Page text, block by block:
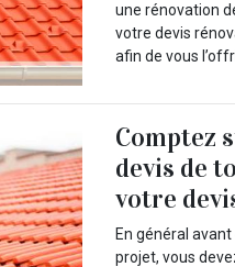
une rénovation
votre devis
afin de vous
Comptez
devis de
votre
En général
projet, vous